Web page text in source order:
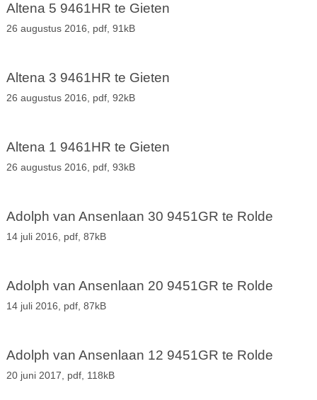
Altena 5 9461HR te Gieten
26 augustus 2016, pdf, 91kB
Altena 3 9461HR te Gieten
26 augustus 2016, pdf, 92kB
Altena 1 9461HR te Gieten
26 augustus 2016, pdf, 93kB
Adolph van Ansenlaan 30 9451GR te Rolde
14 juli 2016, pdf, 87kB
Adolph van Ansenlaan 20 9451GR te Rolde
14 juli 2016, pdf, 87kB
Adolph van Ansenlaan 12 9451GR te Rolde
20 juni 2017, pdf, 118kB